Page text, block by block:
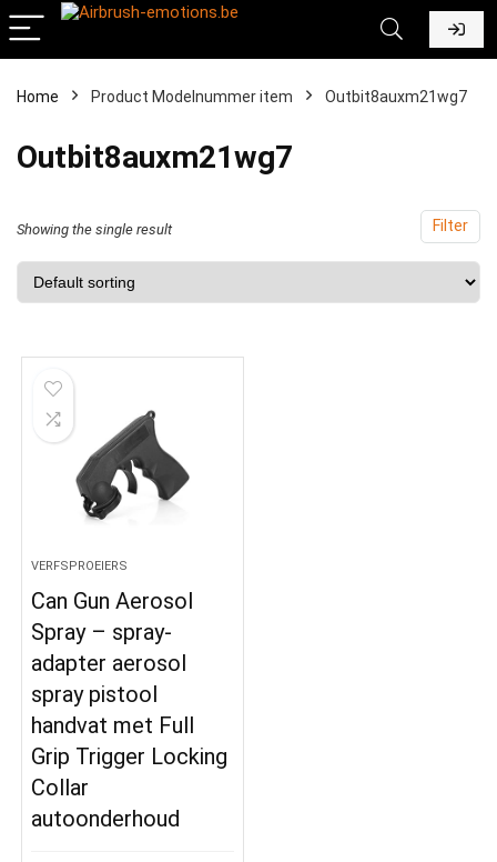
Home Product Modelnummer item ‎Outbit8auxm21wg7
‎Outbit8auxm21wg7
Filter
Showing the single result
VERFSPROEIERS
Can Gun Aerosol
Spray – spray-
adapter aerosol
spray pistool
handvat met Full
Grip Trigger Locking
Collar
autoonderhoud